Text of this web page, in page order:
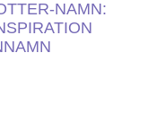
NAMN: